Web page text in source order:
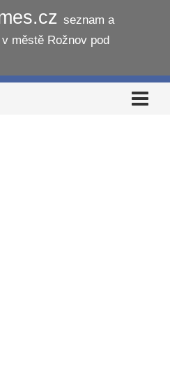
seznam a
městě Rožnov pod
Rozbalit
navigaci